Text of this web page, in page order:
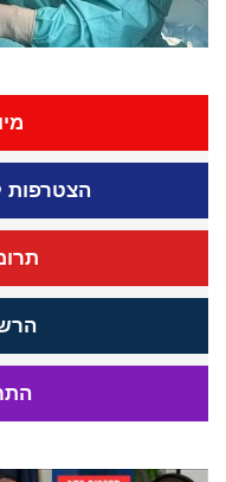
הצטרפות